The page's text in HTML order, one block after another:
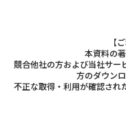
【
本資料の
競合他社の方および当社サー
方のダウン
不正な取得・利用が確認され